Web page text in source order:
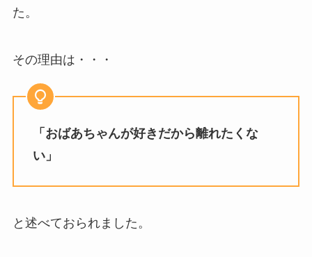
た。
その理由は・・・
「おばあちゃんが好きだから離れたくな
い」
と述べておられました。